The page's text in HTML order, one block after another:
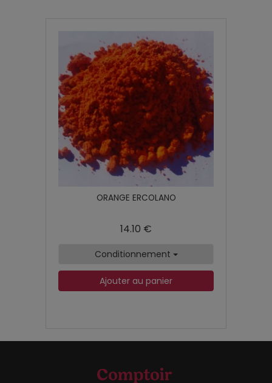
ORANGE ERCOLANO
14.10 €
Conditionnement
Ajouter au panier